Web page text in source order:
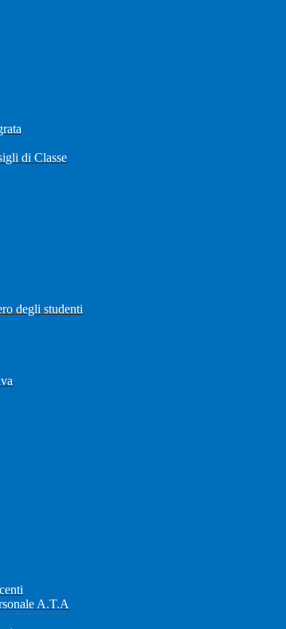
di Classe
degli studenti
A.T.A